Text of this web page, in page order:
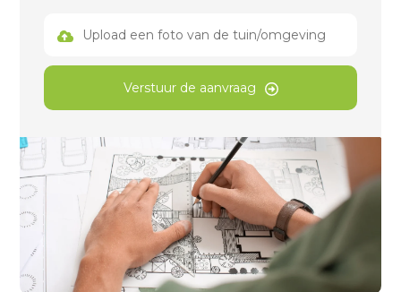
Upload een foto van de tuin/omgeving
Verstuur de aanvraag